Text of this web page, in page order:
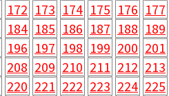
172 173 174 175 176 177
184 185 186 187 188 189
196 197 198 199 200 201
208 209 210 211 212 213
220 221 222 223 224 225